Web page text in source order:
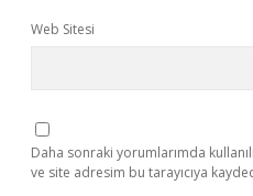
Web Sitesi
Daha sonraki yorumlarımda
ve site adresim bu tarayıcıya